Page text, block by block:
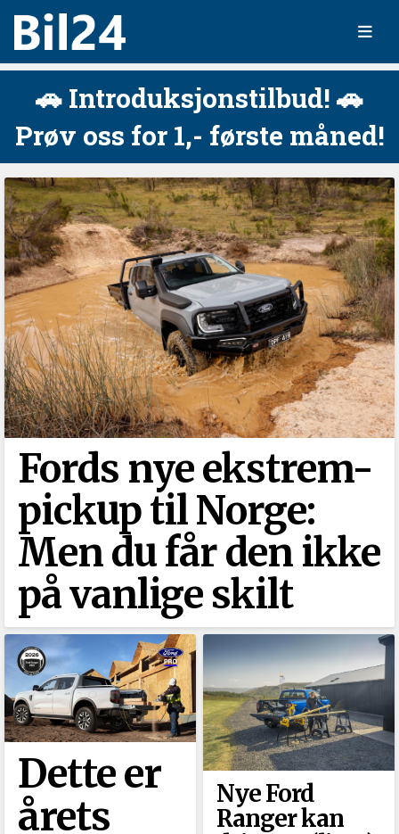
🚗 Introduksjonstilbud! 🚗
Prøv oss for 1,- første måned!
Fords nye ekstrem-
pickup til Norge:
Men du får den ikke
på vanlige skilt
Dette er
årets
Nye Ford
Ranger kan